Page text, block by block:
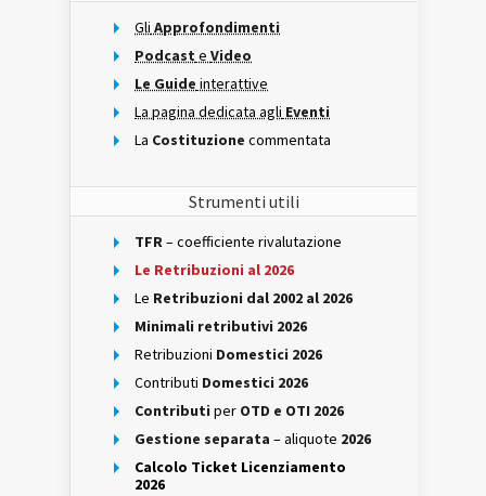
Gli Approfondimenti
Podcast e Video
Le Guide interattive
La pagina dedicata agli Eventi
La Costituzione commentata
Strumenti utili
TFR– coefficiente rivalutazione
Le Retribuzioni al 2026
Le Retribuzioni dal 2002 al 2026
Minimali retributivi 2026
Retribuzioni Domestici 2026
Contributi Domestici 2026
Contributi per OTD e OTI 2026
Gestione separata – aliquote 2026
Calcolo Ticket Licenziamento
2026